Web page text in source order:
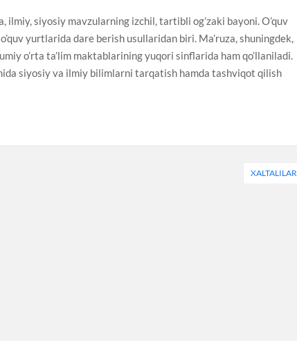
ilmiy, siyosiy mavzularning izchil, tartibli og’zaki bayoni. O’quv
yurtlarida dare berish usullaridan biri. Ma’ruza, shuningdek,
o’rta ta’lim maktablarining yuqori sinflarida ham qo’llaniladi.
siyosiy va ilmiy bilimlarni tarqatish hamda tashviqot qilish
XALTALILAR